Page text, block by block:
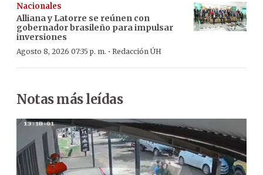
Nacionales
Alliana y Latorre se reúnen con
gobernador brasileño para impulsar
inversiones
Agosto 8, 2026 07:35 p. m. · Redacción ÚH
Notas más leídas